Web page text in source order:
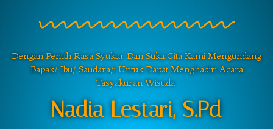
Dengan Penuh Rasa Syukur Dan Suka Cita Kami Mengundang
Bapak/ Ibu/ Saudara/i Untuk Dapat Menghadiri Acara
Tasyakuran Wisuda
Nadia Lestari, S.Pd